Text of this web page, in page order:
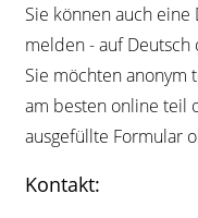
Sie können auch
melden - auf Deutsch
Sie möchten anonym
am besten online teil
ausgefüllte Formular
Kontakt: